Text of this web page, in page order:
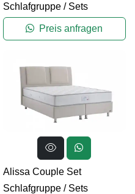
Schlafgruppe/ Sets
Preis anfragen
Alissa Couple Set
Schlafgruppe/ Sets